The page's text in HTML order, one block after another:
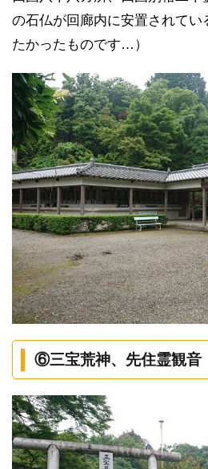
の石仏が回廊内に安置されて
たかったものです…）
⑥三宝荒神、先住霊観音